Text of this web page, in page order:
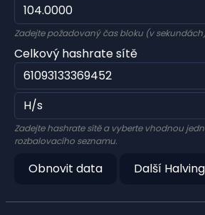
Zadejte požadovaný čas bloku (v
Celkový hashrate sítě
Zadejte hashrate sítě a vyberte vhodnou
rozbalovacího seznamu.
Obnovit data Další Halving